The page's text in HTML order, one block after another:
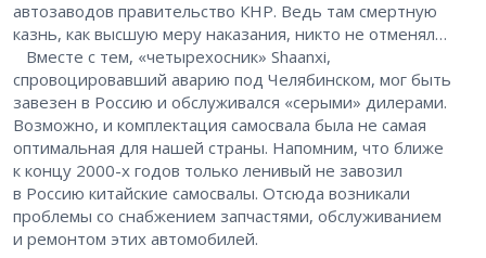
автозаводов правительство КНР. Ведь там смертную
казнь, как высшую меру наказания, никто не отменял…
Вместе с тем, «четырехосник» Shaanxi,
спровоцировавший аварию под Челябинском, мог быть
завезен в Россию и обслуживался «серыми» дилерами.
Возможно, и комплектация самосвала была не самая
оптимальная для нашей страны. Напомним, что ближе
к концу 2000-х годов только ленивый не завозил
в Россию китайские самосвалы. Отсюда возникали
проблемы со снабжением запчастями, обслуживанием
и ремонтом этих автомобилей.